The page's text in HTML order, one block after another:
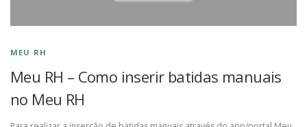
MEU RH
Meu RH – Como inserir batidas manuais
no Meu RH